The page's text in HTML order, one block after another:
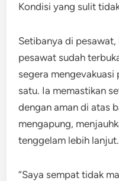
Kondisi yang sulit
Setibanya di
pesawat sudah
segera
satu. Ia memastikan
dengan aman di atas
mengapung,
tenggelam lebih lanjut.
“Saya sempat tidak